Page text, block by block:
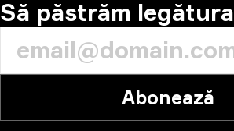
Să păstrăm legătura
Abonează